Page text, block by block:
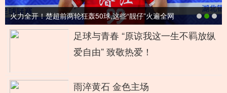
火力全开！楚超前两轮狂轰50球,这些“靓仔”火遍全网
足球与青春 “原谅我这一生不羁放纵
爱自由” 致敬热爱！
雨淬黄石 金色主场